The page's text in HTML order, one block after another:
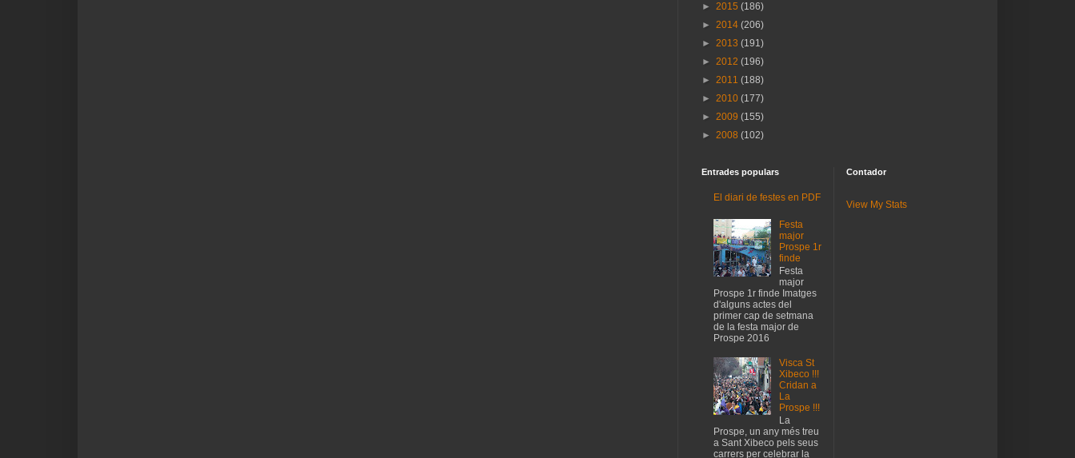
► 2015 (186)
► 2014 (206)
► 2013 (191)
► 2012 (196)
► 2011 (188)
► 2010 (177)
► 2009 (155)
► 2008 (102)
Entrades populars
El diari de festes en PDF
Festa
major
Prospe 1r
finde
Festa
major
Prospe 1r finde Imatges
d'alguns actes del
primer cap de setmana
de la festa major de
Prospe 2016
Visca St
Xibeco !!!
Cridan a
La
Prospe !!!
La
Prospe, un any més treu
a Sant Xibeco pels seus
carrers per celebrar la
Contador
View My Stats